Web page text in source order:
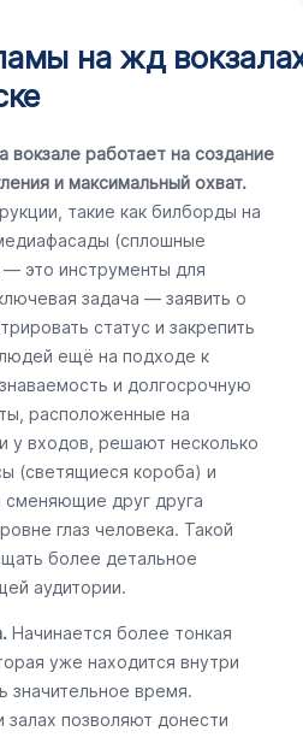
на жд
вокзале работает на создание
и максимальный охват.
такие как билборды на
(сплошные
это инструменты для
задача — заявить о
статус и закрепить
ещё на подходе к
и долгосрочную
расположенные на
у входов, решают несколько
(светящиеся короба) и
сменяющие друг друга
глаз человека. Такой
более детальное
аудитории.
Начинается более тонкая
уже находится внутри
значительное время.
залах позволяют донести